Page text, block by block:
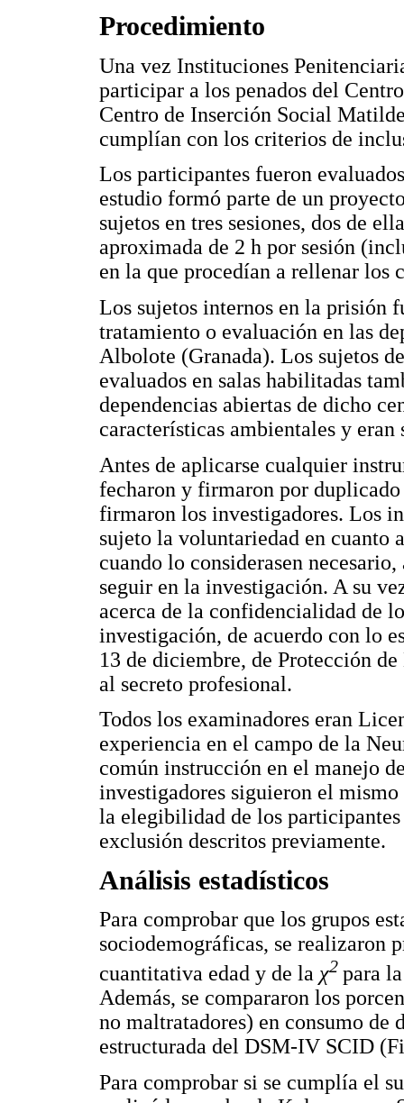
Procedimiento
Una vez Instituciones
participar a los penados del
Centro de Inserción Social
cumplían con los criterios de
Los participantes fueron
estudio formó parte de un
sujetos en tres sesiones, dos de
aproximada de 2 h por sesión
en la que procedían a rellenar los
Los sujetos internos en la prisión
tratamiento o evaluación en las
Albolote (Granada). Los sujetos
evaluados en salas habilitadas
dependencias abiertas de dicho
características ambientales y
Antes de aplicarse cualquier
fecharon y firmaron por
firmaron los investigadores. Los
sujeto la voluntariedad en cuanto
cuando lo considerasen
seguir en la investigación. A su
acerca de la confidencialidad de
investigación, de acuerdo con lo
13 de diciembre, de Protección
al secreto profesional.
Todos los examinadores eran
experiencia en el campo de la
común instrucción en el manejo
investigadores siguieron el
la elegibilidad de los
exclusión descritos previamente.
Análisis estadísticos
Para comprobar que los grupos
sociodemográficas, se realizaron
cuantitativa edad y de la χ2 para
Además, se compararon los
no maltratadores) en consumo
estructurada del DSM-IV SCID
Para comprobar si se cumplía el